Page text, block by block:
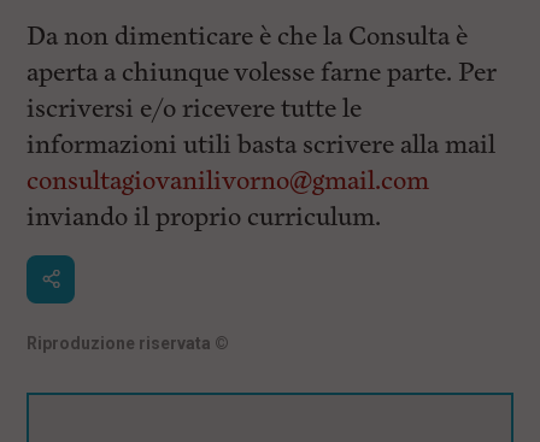
Da non dimenticare è che la Consulta è
aperta a chiunque volesse farne parte. Per
iscriversi e/o ricevere tutte le
informazioni utili basta scrivere alla mail
consultagiovanilivorno@gmail.com
inviando il proprio curriculum.
Riproduzione riservata ©